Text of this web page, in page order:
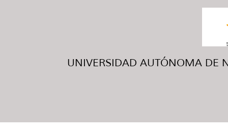
UNIVERSIDAD AUTÓNOMA DE